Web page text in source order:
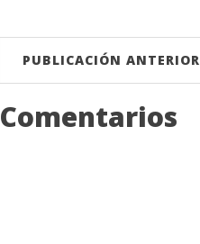
PUBLICACIÓN ANTERIOR
Comentarios